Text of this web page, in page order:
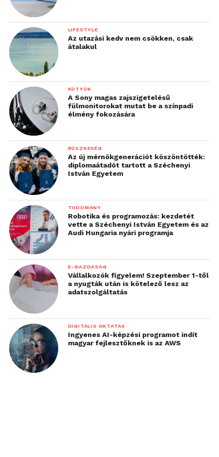
LIFESTYLE
Az utazási kedv nem csökken, csak
átalakul
KÜTYÜK
A Sony magas zajszigetelésű
fülmonitorokat mutat be a színpadi
élmény fokozására
BÜSZKESÉG
Az új mérnökgenerációt köszöntötték:
diplomaátadót tartott a Széchenyi
István Egyetem
TUDOMÁNY
Robotika és programozás: kezdetét
vette a Széchenyi István Egyetem és az
Audi Hungaria nyári programja
E-GAZDASÁG
Vállalkozók figyelem! Szeptember 1-től
a nyugták után is kötelező lesz az
adatszolgáltatás
DIGITÁLIS OKTATÁS
Ingyenes AI-képzési programot indít
magyar fejlesztőknek is az AWS